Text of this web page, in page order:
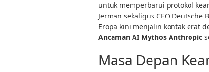
untuk memperbarui protokol
Jerman sekaligus CEO
Eropa kini menjalin kontak erat
Ancaman AI Mythos Anthropic
Masa Depan